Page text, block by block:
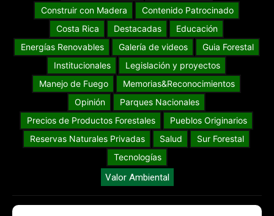
Construir con Madera
Contenido Patrocinado
Costa Rica
Destacadas
Educación
Energías Renovables
Galería de videos
Guia Forestal
Institucionales
Legislación y proyectos
Manejo de Fuego
Memorias&Reconocimientos
Opinión
Parques Nacionales
Precios de Productos Forestales
Pueblos Originarios
Reservas Naturales Privadas
Salud
Sur Forestal
Tecnologías
Valor Ambiental